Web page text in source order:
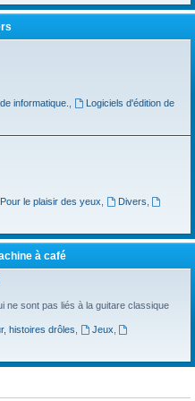
informatique.
Logiciels d'édition de
Pour le plaisir des yeux Divers
à café
ne sont pas liés à la guitare classique
histoires drôles Jeux